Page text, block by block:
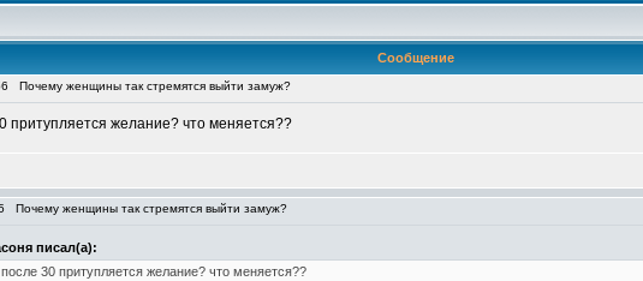
Сообщение
Почему женщины так стремятся выйти замуж?
притупляется желание? что меняется??
Почему женщины так стремятся выйти замуж?
писал(а):
30 притупляется желание? что меняется??